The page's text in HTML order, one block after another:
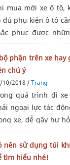
mua mới xe ô tô,
đủ phụ kiện ô tô
phục được
bình ắc quy
đây là những đồ
phận trên xe hay
chú ý
10/2018 /Trang
quá trình đi
ngoại lực tác
xe, dễ gây hư
vậy hãy chú ý để
chấn trướcTrong
nên sử dụng túi
tìm hiểu nhé!